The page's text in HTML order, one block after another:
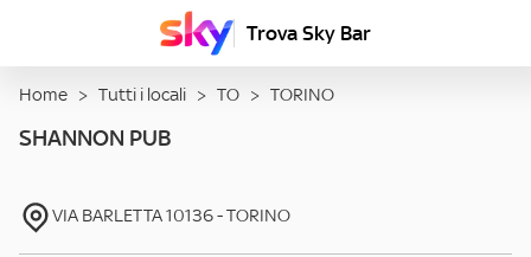
Trova Sky Bar
Home > Tutti i locali > TO > TORINO
SHANNON PUB
VIA BARLETTA10136-TORINO